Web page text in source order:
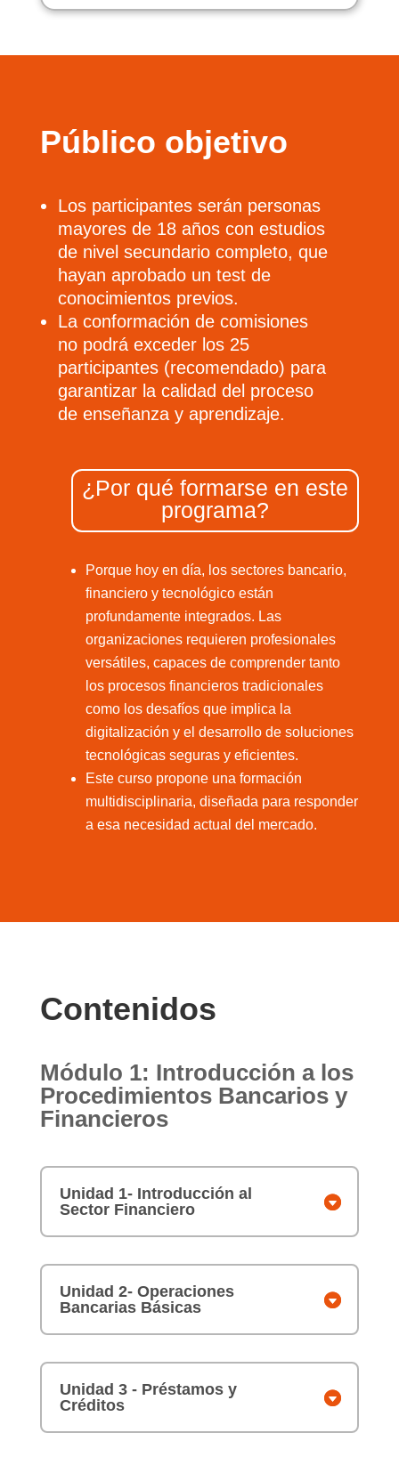
Público objetivo
Los participantes serán personas
mayores de 18 años con estudios
de nivel secundario completo, que
hayan aprobado un test de
conocimientos previos.
La conformación de comisiones
no podrá exceder los 25
participantes (recomendado) para
garantizar la calidad del proceso
de enseñanza y aprendizaje.
¿Por qué formarse en este
programa?
Porque hoy en día, los sectores bancario,
financiero y tecnológico están
profundamente integrados. Las
organizaciones requieren profesionales
versátiles, capaces de comprender tanto
los procesos financieros tradicionales
como los desafíos que implica la
digitalización y el desarrollo de soluciones
tecnológicas seguras y eficientes.
Este curso propone una formación
multidisciplinaria, diseñada para responder
a esa necesidad actual del mercado.
Contenidos
Módulo 1: Introducción a los
Procedimientos Bancarios y
Financieros
Unidad 1- Introducción al
Sector Financiero
Unidad 2- Operaciones
Bancarias Básicas
Unidad 3 - Préstamos y
Créditos